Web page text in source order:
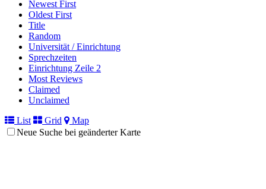
Newest First
Oldest First
Title
Random
Universität / Einrichtung
Sprechzeiten
Einrichtung Zeile 2
Most Reviews
Claimed
Unclaimed
List
Grid
Map
Neue Suche bei geänderter Karte